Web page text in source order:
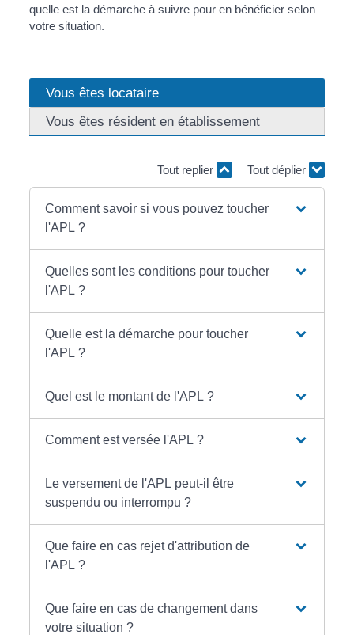
quelle est la démarche à suivre pour en bénéficier selon
votre situation.
Vous êtes locataire
Vous êtes résident en établissement
Tout replier Tout déplier
Comment savoir si vous pouvez toucher
l'APL ?
Quelles sont les conditions pour toucher
l'APL ?
Quelle est la démarche pour toucher
l'APL ?
Quel est le montant de l'APL ?
Comment est versée l'APL ?
Le versement de l'APL peut-il être
suspendu ou interrompu ?
Que faire en cas rejet d'attribution de
l'APL ?
Que faire en cas de changement dans
votre situation ?